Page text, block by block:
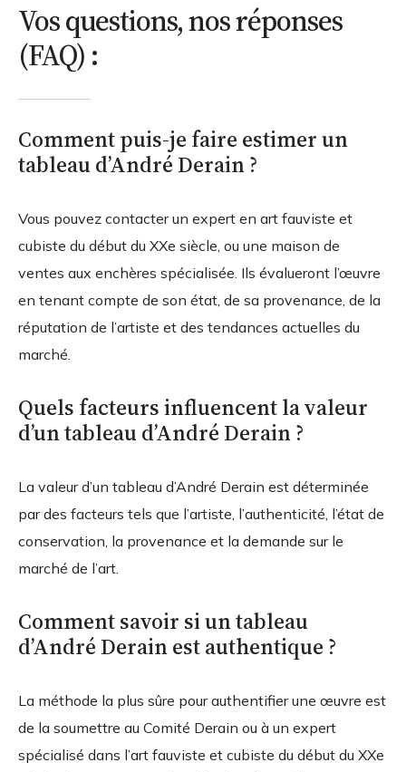
Vos questions, nos réponses
(FAQ) :
Comment puis-je faire estimer un
tableau d’André Derain ?
Vous pouvez contacter un expert en art fauviste et
cubiste du début du XXe siècle, ou une maison de
ventes aux enchères spécialisée. Ils évalueront l’œuvre
en tenant compte de son état, de sa provenance, de la
réputation de l’artiste et des tendances actuelles du
marché.
Quels facteurs influencent la valeur
d’un tableau d’André Derain ?
La valeur d’un tableau d’André Derain est déterminée
par des facteurs tels que l’artiste, l’authenticité, l’état de
conservation, la provenance et la demande sur le
marché de l’art.
Comment savoir si un tableau
d’André Derain est authentique ?
La méthode la plus sûre pour authentifier une œuvre est
de la soumettre au Comité Derain ou à un expert
spécialisé dans l’art fauviste et cubiste du début du XXe